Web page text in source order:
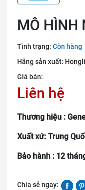
MÔ HÌNH
Tình trạng: Còn hàng
Hãng sản xuất:
Giá bán:
Liên hệ
Thương hiệu :
Xuất xứ: Trung
Bảo hành : 12
Chia sẻ ngay: